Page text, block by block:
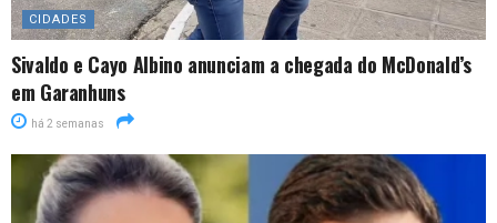
CIDADES
Sivaldo e Cayo Albino anunciam a chegada do McDonald’s
em Garanhuns
há 2 semanas